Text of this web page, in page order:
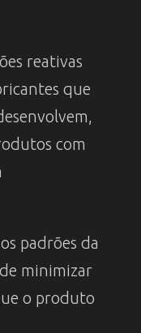
reativas
que
com
padrões da
minimizar
o produto